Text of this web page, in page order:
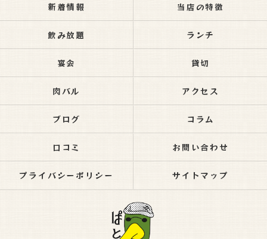
新着情報 当店の特徴
飲み放題 ランチ
宴会 貸切
肉バル アクセス
ブログ コラム
口コミ お問い合わせ
プライバシーポリシー サイトマップ